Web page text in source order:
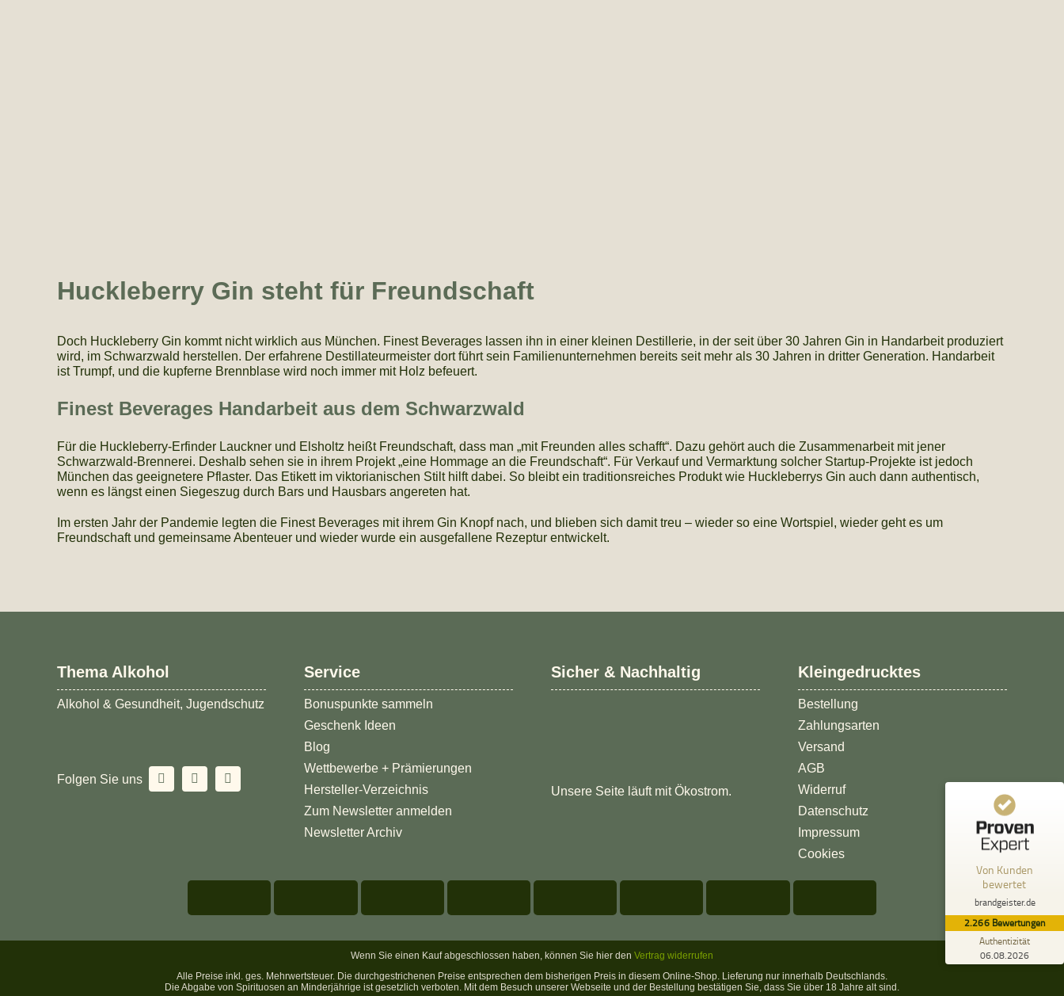
Huckleberry Gin steht für Freundschaft
Doch Huckleberry Gin kommt nicht wirklich aus München. Finest Beverages lassen ihn in einer kleinen Destillerie, in der seit über 30 Jahren Gin in Handarbeit produziert
wird, im Schwarzwald herstellen. Der erfahrene Destillateurmeister dort führt sein Familienunternehmen bereits seit mehr als 30 Jahren in dritter Generation. Handarbeit
ist Trumpf, und die kupferne Brennblase wird noch immer mit Holz befeuert.
Finest Beverages Handarbeit aus dem Schwarzwald
Für die Huckleberry-Erfinder Lauckner und Elsholtz heißt Freundschaft, dass man „mit Freunden alles schafft“. Dazu gehört auch die Zusammenarbeit mit jener
Schwarzwald-Brennerei. Deshalb sehen sie in ihrem Projekt „eine Hommage an die Freundschaft“. Für Verkauf und Vermarktung solcher Startup-Projekte ist jedoch
München das geeignetere Pflaster. Das Etikett im viktorianischen Stilt hilft dabei. So bleibt ein traditionsreiches Produkt wie Huckleberrys Gin auch dann authentisch,
wenn es längst einen Siegeszug durch Bars und Hausbars angereten hat.
Im ersten Jahr der Pandemie legten die Finest Beverages mit ihrem Gin Knopf nach, und blieben sich damit treu – wieder so eine Wortspiel, wieder geht es um
Freundschaft und gemeinsame Abenteuer und wieder wurde ein ausgefallene Rezeptur entwickelt.
Thema Alkohol
Alkohol & Gesundheit, Jugendschutz
Folgen Sie uns
Service
Bonuspunkte sammeln
Geschenk Ideen
Blog
Wettbewerbe + Prämierungen
Hersteller-Verzeichnis
Zum Newsletter anmelden
Newsletter Archiv
Sicher & Nachhaltig
Unsere Seite läuft mit Ökostrom.
Kleingedrucktes
Bestellung
Zahlungsarten
Versand
AGB
Widerruf
Datenschutz
Impressum
Cookies
Wenn Sie einen Kauf abgeschlossen haben, können Sie hier den Vertrag widerrufen
Alle Preise inkl. ges. Mehrwertsteuer. Die durchgestrichenen Preise entsprechen dem bisherigen Preis in diesem Online-Shop. Lieferung nur innerhalb Deutschlands.
Die Abgabe von Spirituosen an Minderjährige ist gesetzlich verboten. Mit dem Besuch unserer Webseite und der Bestellung bestätigen Sie, dass Sie über 18 Jahre alt sind.
Von Kunden
bewertet
brandgeister.de
2.266 Bewertungen
Authentizität
06.08.2026
brandgeister.de
SEHR GUT
2.153
Bewertungen auf
ProvenExpert.com
Bewertungen von
anderen Quelle
Blick aufs ProvenExpert-Profil werfen
Anonym
5,00
Ich habe mich über das große Sortiment
gefreut